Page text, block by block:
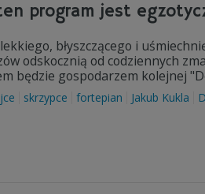
program jest
błyszczącego i
odskocznią od codziennych
będzie gospodarzem kolejnej
skrzypce fortepian Jakub Kukla